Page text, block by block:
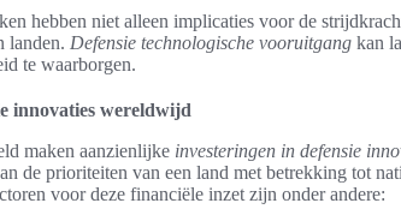
hebben niet alleen implicaties voor de
landen. Defensie technologische vooruitgang kan
te waarborgen.
innovaties wereldwijd
maken aanzienlijke investeringen in defensie
de prioriteiten van een land met betrekking tot
voor deze financiële inzet zijn onder andere: